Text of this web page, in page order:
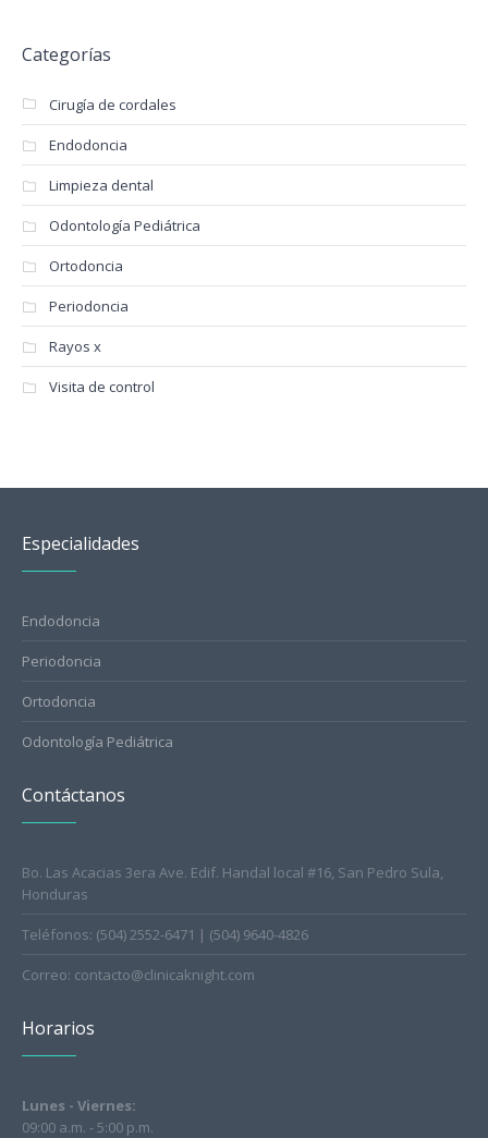
Categorías
Cirugía de cordales
Endodoncia
Limpieza dental
Odontología Pediátrica
Ortodoncia
Periodoncia
Rayos x
Visita de control
Especialidades
Endodoncia
Periodoncia
Ortodoncia
Odontología Pediátrica
Contáctanos
Bo. Las Acacias 3era Ave. Edif. Handal local #16, San Pedro Sula,
Honduras
Teléfonos: (504) 2552-6471 | (504) 9640-4826
Correo: contacto@clinicaknight.com
Horarios
Lunes - Viernes:
09:00 a.m. - 5:00 p.m.